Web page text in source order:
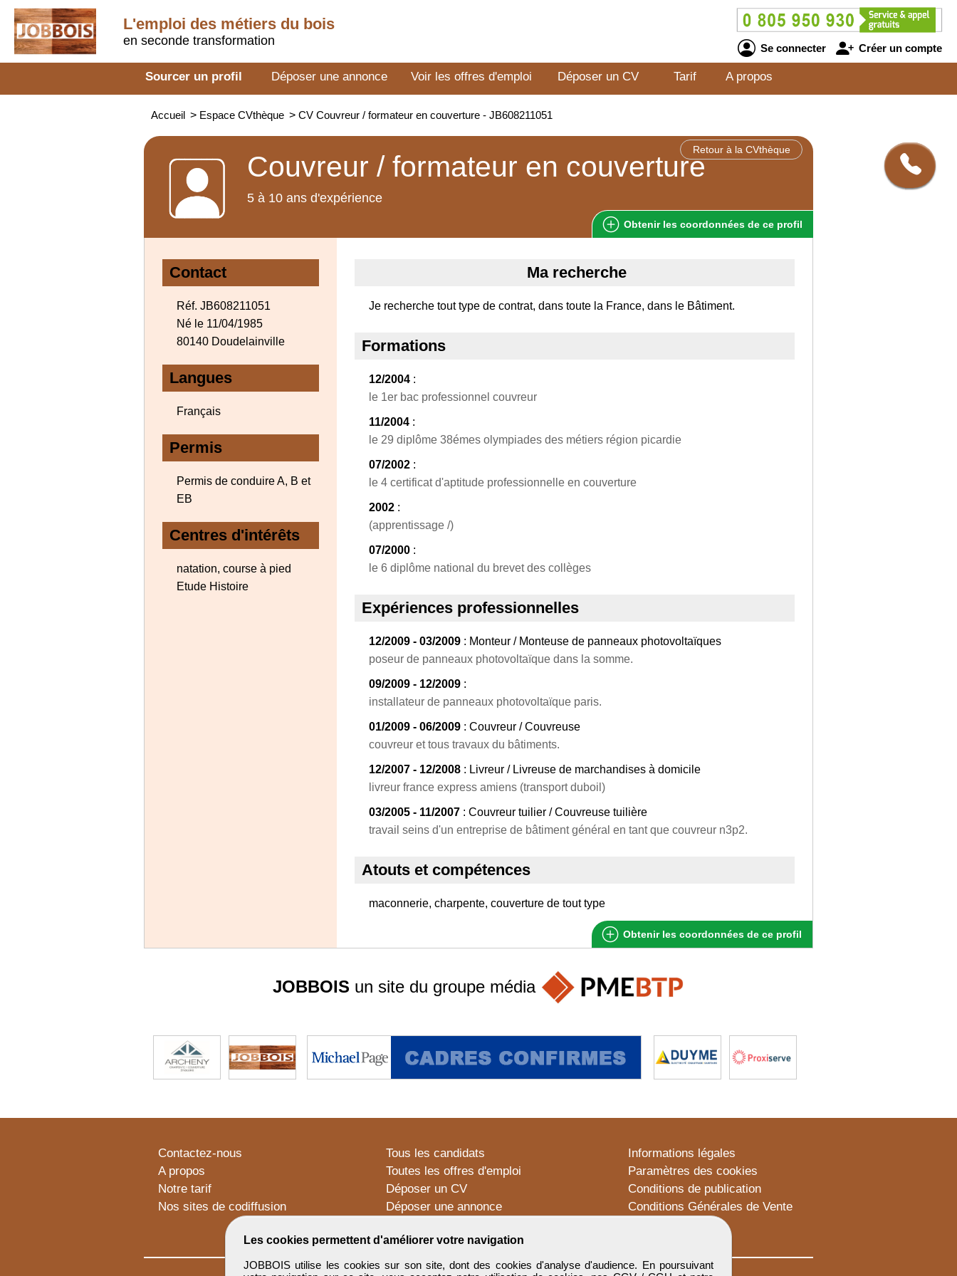
L'emploi des métiers du bois
en seconde transformation
Se connecter Créer un compte
Sourcer un profil Déposer une annonce Voir les offres d'emploi Déposer un CV Tarif A propos
Accueil > Espace CVthèque > CV Couvreur / formateur en couverture - JB608211051
Retour à la CVthèque
Couvreur / formateur en couverture
5 à 10 ans d'expérience
Obtenir les coordonnées de ce profil
Contact
Réf. JB608211051
Né le 11/04/1985
80140 Doudelainville
Langues
Français
Permis
Permis de conduire A, B et
EB
Centres d'intérêts
natation, course à pied
Etude Histoire
Ma recherche
Je recherche tout type de contrat, dans toute la France, dans le Bâtiment.
Formations
12/2004 :
le 1er bac professionnel couvreur
11/2004 :
le 29 diplôme 38émes olympiades des métiers région picardie
07/2002 :
le 4 certificat d'aptitude professionnelle en couverture
2002 :
(apprentissage /)
07/2000 :
le 6 diplôme national du brevet des collèges
Expériences professionnelles
12/2009 - 03/2009 : Monteur / Monteuse de panneaux photovoltaïques
poseur de panneaux photovoltaïque dans la somme.
09/2009 - 12/2009 :
installateur de panneaux photovoltaïque paris.
01/2009 - 06/2009 : Couvreur / Couvreuse
couvreur et tous travaux du bâtiments.
12/2007 - 12/2008 : Livreur / Livreuse de marchandises à domicile
livreur france express amiens (transport duboil)
03/2005 - 11/2007 : Couvreur tuilier / Couvreuse tuilière
travail seins d'un entreprise de bâtiment général en tant que couvreur n3p2.
Atouts et compétences
maconnerie, charpente, couverture de tout type
Obtenir les coordonnées de ce profil
Les cookies permettent d'améliorer votre navigation
JOBBOIS utilise les cookies sur son site, dont des cookies d'analyse d'audience. En poursuivant
JOBBOIS un site du groupe média
Contactez-nous
A propos
Notre tarif
Nos sites de codiffusion
Tous les candidats
Toutes les offres d'emploi
Déposer un CV
Déposer une annonce
Informations légales
Paramètres des cookies
Conditions de publication
Conditions Générales de Vente